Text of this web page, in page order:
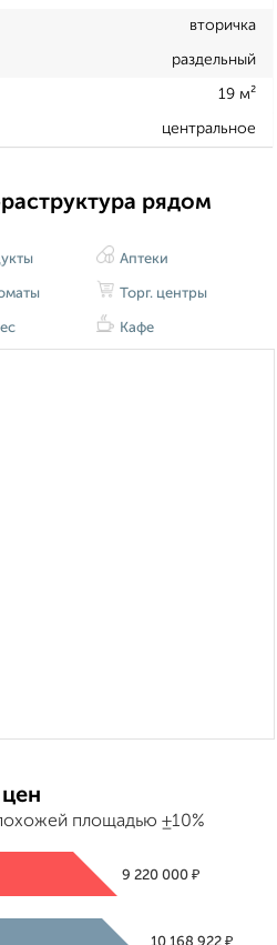
вторичка
раздельный
19 м²
центральное
рядом
Аптеки
Торг. центры
Кафе
площадью ±10%
9 220 000 ₽
₽